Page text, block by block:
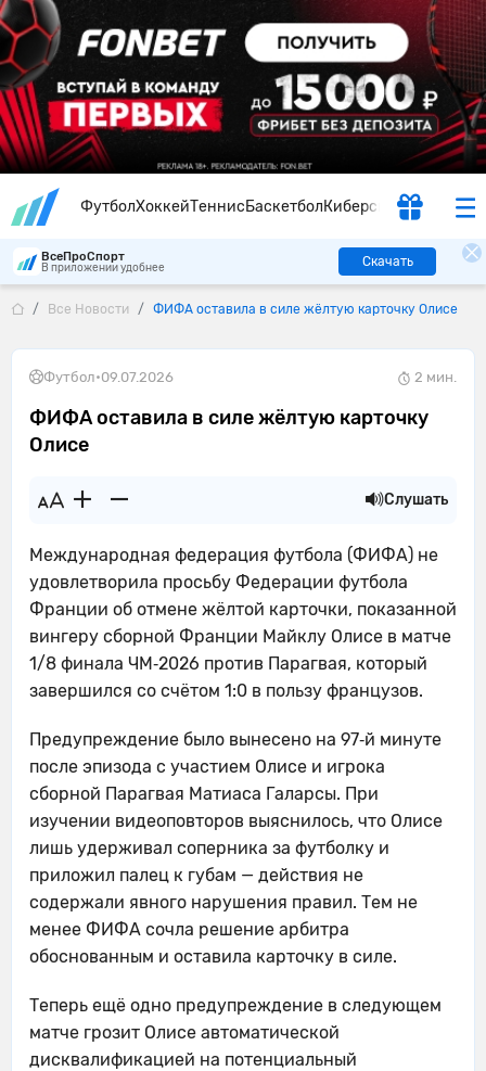
ФутболХоккейТеннисБаскетболКиберспорт
ВсеПроСпорт
В приложении удобнее Скачать
Все Новости ФИФА оставила в силе жёлтую карточку Олисе
Футбол•09.07.2026 2 мин.
ФИФА оставила в силе жёлтую карточку
Олисе
Слушать
Международная федерация футбола (ФИФА) не
удовлетворила просьбу Федерации футбола
Франции об отмене жёлтой карточки, показанной
вингеру сборной Франции Майклу Олисе в матче
1/8 финала ЧМ‑2026 против Парагвая, который
завершился со счётом 1:0 в пользу французов.
Предупреждение было вынесено на 97‑й минуте
после эпизода с участием Олисе и игрока
сборной Парагвая Матиаса Галарсы. При
изучении видеоповторов выяснилось, что Олисе
лишь удерживал соперника за футболку и
приложил палец к губам — действия не
содержали явного нарушения правил. Тем не
менее ФИФА сочла решение арбитра
обоснованным и оставила карточку в силе.
Теперь ещё одно предупреждение в следующем
матче грозит Олисе автоматической
дисквалификацией на потенциальный